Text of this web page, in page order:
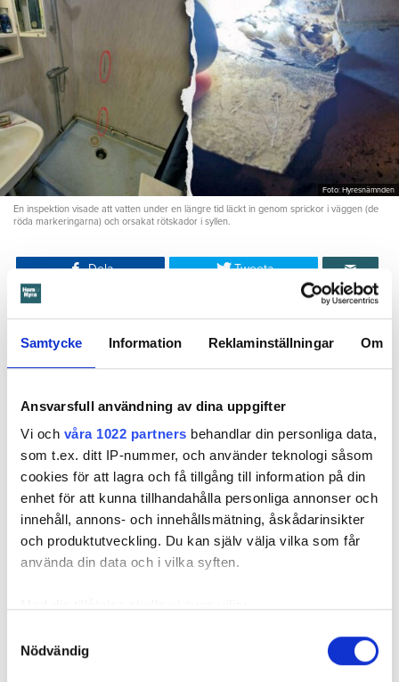
Samtycke Information Reklaminställningar Om
Ansvarsfull användning av dina uppgifter
Vi och våra 1022 partners behandlar din personliga data,
som t.ex. ditt IP-nummer, och använder teknologi såsom
cookies för att lagra och få tillgång till information på din
enhet för att kunna tillhandahålla personliga annonser och
innehåll, annons- och innehållsmätning, åskådarinsikter
och produktutveckling. Du kan själv välja vilka som får
använda din data och i vilka syften.
som kan ha en noggrannhet på upp till flera meter
Nödvändig
Foto: Hyresnämnden
En inspektion visade att vatten under en längre tid läckt in genom sprickor i väggen (de
röda markeringarna) och orsakat rötskador i syllen.
Dela Tweeta
Hyresgästen har bott i lägenheten i skånska Båstad sedan
i hyresnämnden och i hovrätten.
Skada upptäcktes av hantverkare
Det var när hyresvärdens hantverkare skulle byta ett
duschmunstycke under hösten förra året som en spricka i
plastmattan på väggen i duschen upptäcktes. Strax efter
detta lät värden ett företag göra en besiktning av
badrummet. Då upptäcktes att vatten läckt från den trasiga
svetsskarven under en längre tid och orsakat omfattande
vattenskador.
med hänvisning till att hyresgästen inte iakttagit sin så
kallade vårdplikt (se faktaruta). Eftersom han inte gick med
på att flytta fick hyresnämnden i Malmö pröva